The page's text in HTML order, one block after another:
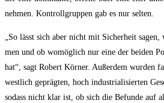
neh­men. Kon­troll­grup­pen gab es nur selten.
„So lässt sich aber nicht mit Sicher­heit
men und ob womög­lich nur eine der bei­den
hat“, sagt Robert Kör­ner. Außer­dem wur­den
west­lich gepräg­ten, hoch indus­tria­li­sier­ten
sodass nicht klar ist, ob sich die Befun­de auf